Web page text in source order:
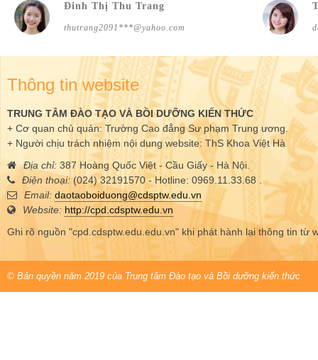
Đinh Thị Thu Trang
thutrang2091***@yahoo.com
Thông tin website
TRUNG TÂM ĐÀO TẠO VÀ BỒI DƯỠNG KIẾN THỨC
+ Cơ quan chủ quản: Trường Cao đẳng Sư phạm Trung ương.
+ Người chịu trách nhiệm nội dung website: ThS Khoa Việt Hà
Địa chỉ: 387 Hoàng Quốc Việt - Cầu Giấy - Hà Nội.
Điện thoại:(024) 32191570 - Hotline: 0969.11.33.68 .
Email: daotaoboiduong@cdsptw.edu.vn
Website: http://cpd.cdsptw.edu.vn
Ghi rõ nguồn "cpd.cdsptw.edu.edu.vn" khi phát hành lại thông tin từ
© Bản quyền năm 2019 của Trung tâm Đào tạo và Bồi dưỡng kiến thức